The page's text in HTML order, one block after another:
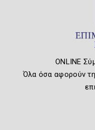
ONLINE
Όλα όσα αφορούν